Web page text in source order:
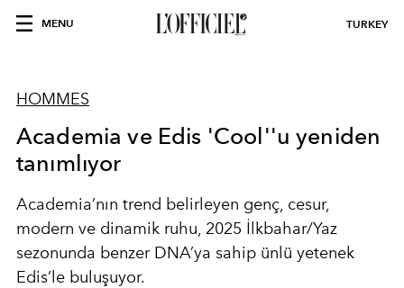
MENU TURKEY
HOMMES
Academia ve Edis 'Cool''u yeniden
tanımlıyor
Academia’nın trend belirleyen genç, cesur,
modern ve dinamik ruhu, 2025 İlkbahar/Yaz
sezonunda benzer DNA’ya sahip ünlü yetenek
Edis’le buluşuyor.